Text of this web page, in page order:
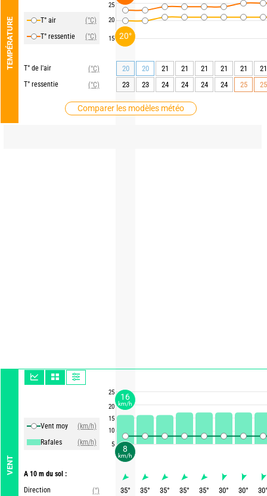
TEMPÉRATURE T° air
(°C)
T° ressentie
(°C)
T° de l'air
(°C)
T° ressentie
(°C)
Comparer les modèles météo
VENT
Vent moy
(km/h)
Rafales
(km/h)
A 10 m du sol :
Direction
(°)
25
20
15
25
20
15
10
5
20 20 21 21 21 21 21
21
23
23 24 24 24 24 25 25
35° 35° 35° 35° 35° 30° 30° 30
8
km/h
16
km/h
20°